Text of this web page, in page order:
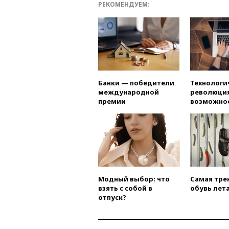
РЕКОМЕНДУЕМ:
Банки — победители
международной
премии
Модный выбор: что
взять с собой в
отпуск?
Самая
обувь